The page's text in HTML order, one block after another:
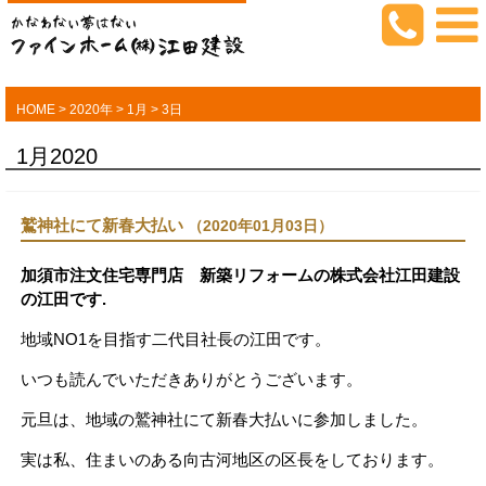
HOME > 2020年 > 1月 > 3日
1月2020
鷲神社にて新春大払い （2020年01月03日）
加須市注文住宅専門店 新築リフォームの株式会社江田建設
の江田です.
地域NO1を目指す二代目社長の江田です。
いつも読んでいただきありがとうございます。
元旦は、地域の鷲神社にて新春大払いに参加しました。
実は私、住まいのある向古河地区の区長をしております。